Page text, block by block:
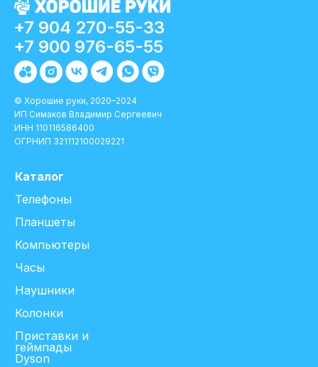
Каталог
Телефоны
Планшеты
Компьютеры
Часы
Наушники
Колонки
Приставки и
геймпады
Dyson
+7 904 270-55-33
© Хорошие руки, 2020–2024
ИП Симаков Владимир Сергеевич
ИНН 110116586400
ОГРНИП 321112100029221
+7 900 976-65-55